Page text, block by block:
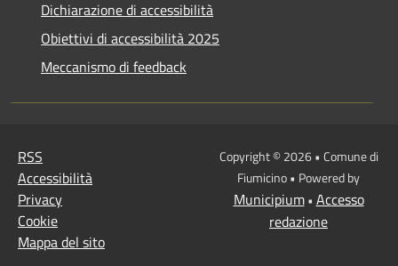
Dichiarazione di accessibilità
Obiettivi di accessibilità 2025
Meccanismo di feedback
RSS
Accessibilità
Privacy
Cookie
Mappa del sito
Copyright © 2026 • Comune di
Fiumicino • Powered by
Municipium• Accesso
redazione